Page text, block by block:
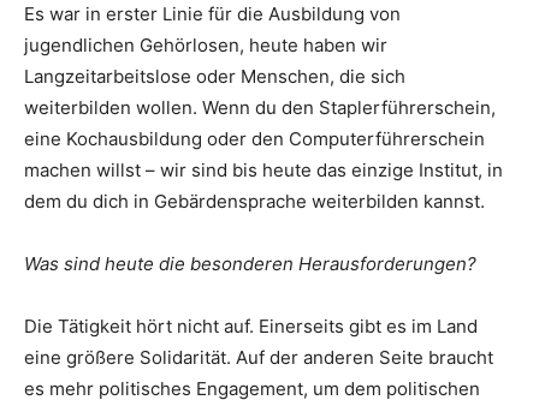
Es war in erster Linie für die Ausbildung von
jugendlichen Gehörlosen, heute haben wir
Langzeitarbeitslose oder Menschen, die sich
weiterbilden wollen. Wenn du den Staplerführerschein,
eine Kochausbildung oder den Computerführerschein
machen willst – wir sind bis heute das einzige Institut, in
dem du dich in Gebärdensprache weiterbilden kannst.
Was sind heute die besonderen Herausforderungen?
Die Tätigkeit hört nicht auf. Einerseits gibt es im Land
eine größere Solidarität. Auf der anderen Seite braucht
es mehr politisches Engagement, um dem politischen